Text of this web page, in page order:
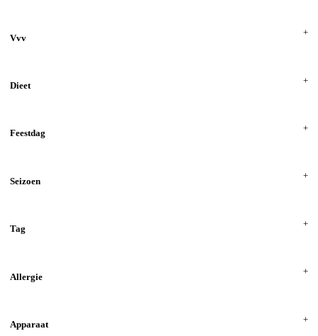
Vvv
Dieet
Feestdag
Seizoen
Tag
Allergie
Apparaat